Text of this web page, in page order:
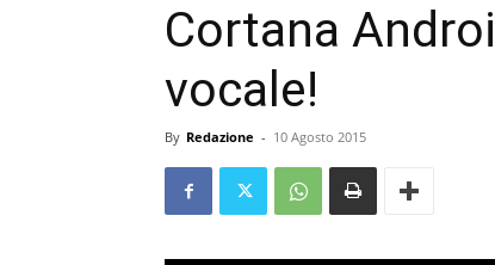
Cortana
vocale!
By Redazione - 10 Agosto 2015